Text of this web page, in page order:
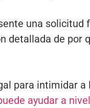
una
detallada de por
para intimidar
ayudar a